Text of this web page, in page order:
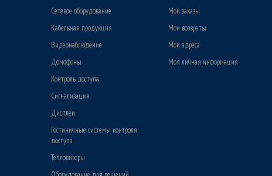
Сетевое оборудование
Кабельная продукция
Видеонаблюдение
Домофоны
Контроль доступа
Сигнализация
Дисплеи
Гостиничные системы контроля
доступа
Тепловизоры
Мои заказы
Мои возвраты
Мои адреса
Моя личная информация